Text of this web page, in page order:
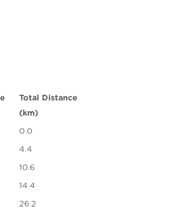
Total Distance
(km)
0.0
4.4
10.6
14.4
26.2